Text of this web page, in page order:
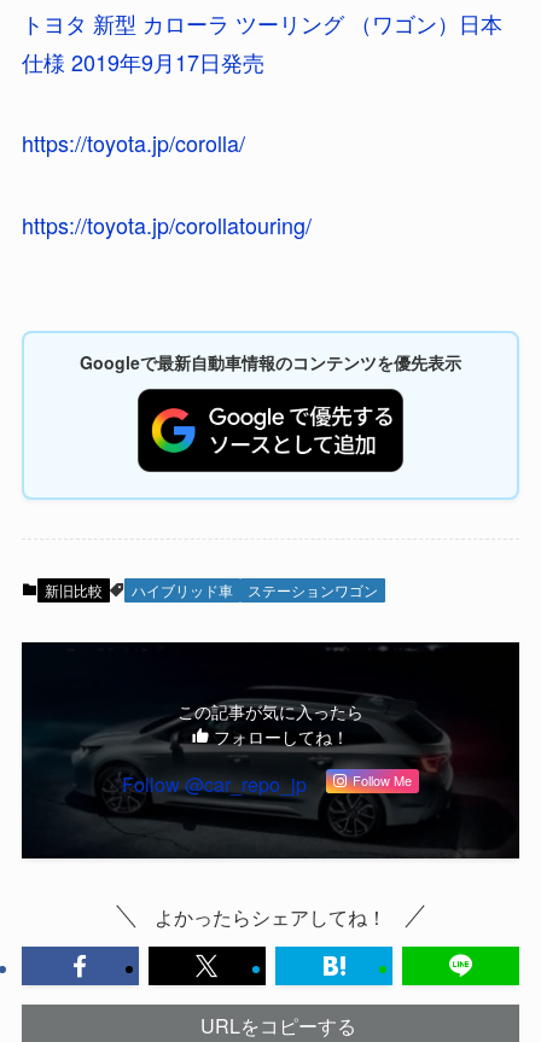
トヨタ 新型 カローラ ツーリング （ワゴン）日本
仕様 2019年9月17日発売
https://toyota.jp/corolla/
https://toyota.jp/corollatouring/
Googleで最新自動車情報のコンテンツを優先表示
新旧比較 ハイブリッド車 ステーションワゴン
この記事が気に入ったら
フォローしてね！
Follow @car_repo_jp Follow Me
よかったらシェアしてね！
URLをコピーする